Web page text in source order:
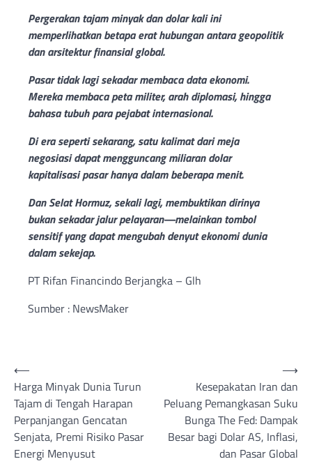
Pergerakan tajam minyak dan dolar kali ini
memperlihatkan betapa erat hubungan antara geopolitik
dan arsitektur finansial global.
Pasar tidak lagi sekadar membaca data ekonomi.
Mereka membaca peta militer, arah diplomasi, hingga
bahasa tubuh para pejabat internasional.
Di era seperti sekarang, satu kalimat dari meja
negosiasi dapat mengguncang miliaran dolar
kapitalisasi pasar hanya dalam beberapa menit.
Dan Selat Hormuz, sekali lagi, membuktikan dirinya
bukan sekadar jalur pelayaran—melainkan tombol
sensitif yang dapat mengubah denyut ekonomi dunia
dalam sekejap.
PT Rifan Financindo Berjangka – Glh
Sumber : NewsMaker
Post
navigation
⟵
Harga Minyak Dunia Turun
Tajam di Tengah Harapan
Perpanjangan Gencatan
Senjata, Premi Risiko Pasar
Energi Menyusut
Kesepakatan Iran dan
Peluang Pemangkasan Suku
Bunga The Fed: Dampak
Besar bagi Dolar AS, Inflasi,
dan Pasar Global
⟶